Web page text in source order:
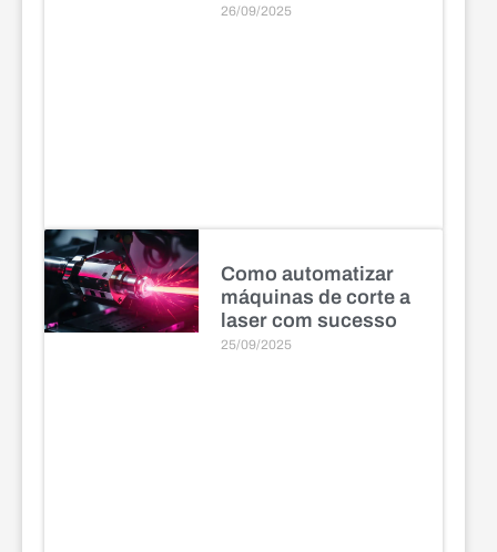
26/09/2025
Como automatizar
máquinas de corte a
laser com sucesso
25/09/2025